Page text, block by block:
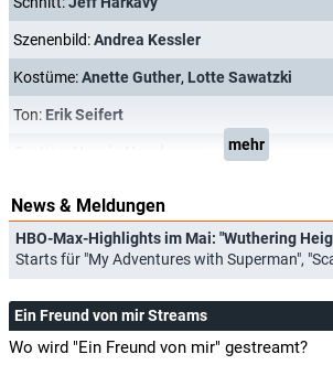
Szenenbild:Andrea Kessler
Kostüme:Anette Guther, Lotte Sawatzki
Ton: Erik Seifert
mehr
News & Meldungen
Starts für "My Adventures with Superman", "Scavengers Reign" und neue
Ein Freund von mir Streams
Wo wird "Ein Freund von mir" gestreamt?